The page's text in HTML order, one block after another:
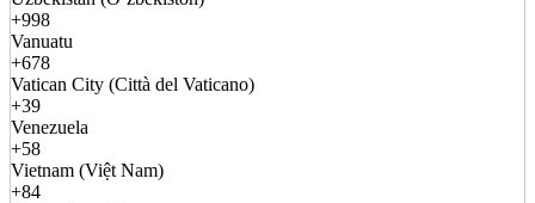
+998
Vanuatu
+678
Vatican City (Città del Vaticano)
+39
Venezuela
+58
Vietnam (Việt Nam)
+84